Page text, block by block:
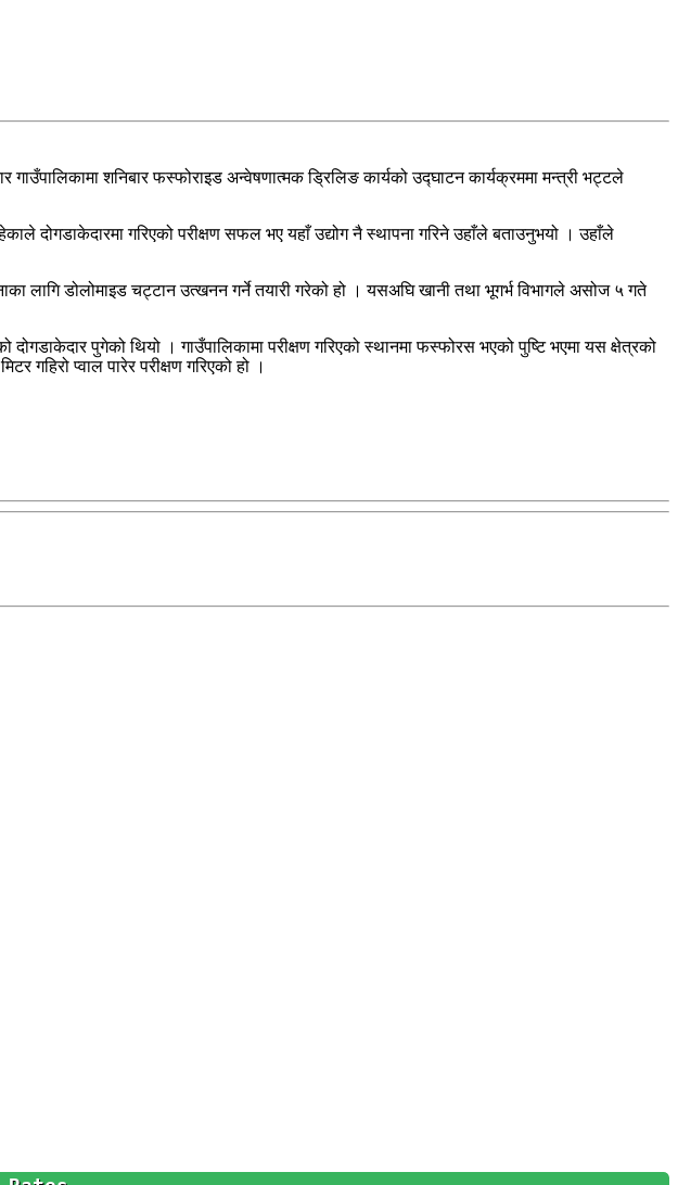
शनिबार फस्फोराइड अन्वेषणात्मक ड्रिलिङ कार्यको उद्घाटन कार्यक्रममा मन्त्री भट्टले
दोगडाकेदारमा गरिएको परीक्षण सफल भए यहाँ उद्योग नै स्थापना गरिने उहाँले बताउनुभयो । उहाँले
लागि डोलोमाइड चट्टान उत्खनन गर्ने तयारी गरेको हो । यसअघि खानी तथा भूगर्भ विभागले असोज ५ गते
पुगेको थियो । गाउँपालिकामा परीक्षण गरिएको स्थानमा फस्फोरस भएको पुष्टि भएमा यस क्षेत्रको
गहिरो प्वाल पारेर परीक्षण गरिएको हो ।